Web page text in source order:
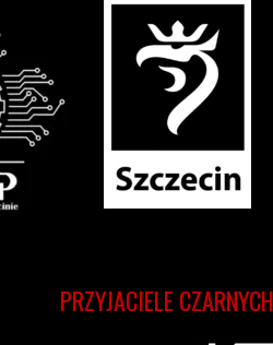
PRZYJACIELE